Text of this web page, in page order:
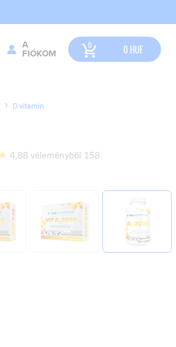
A
FIÓKOM
0 HUF
D vitamin
4,88 véleményből 158